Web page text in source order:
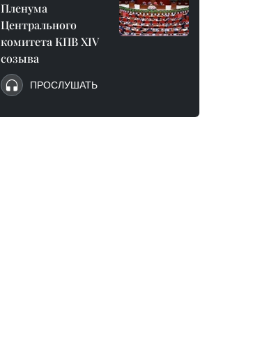
Пленума
Центрального
комитета КПВ XIV
созыва
ПРОСЛУШАТЬ